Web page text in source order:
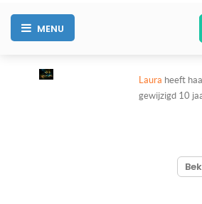
MENU
Laura heeft
gewijzigd 10